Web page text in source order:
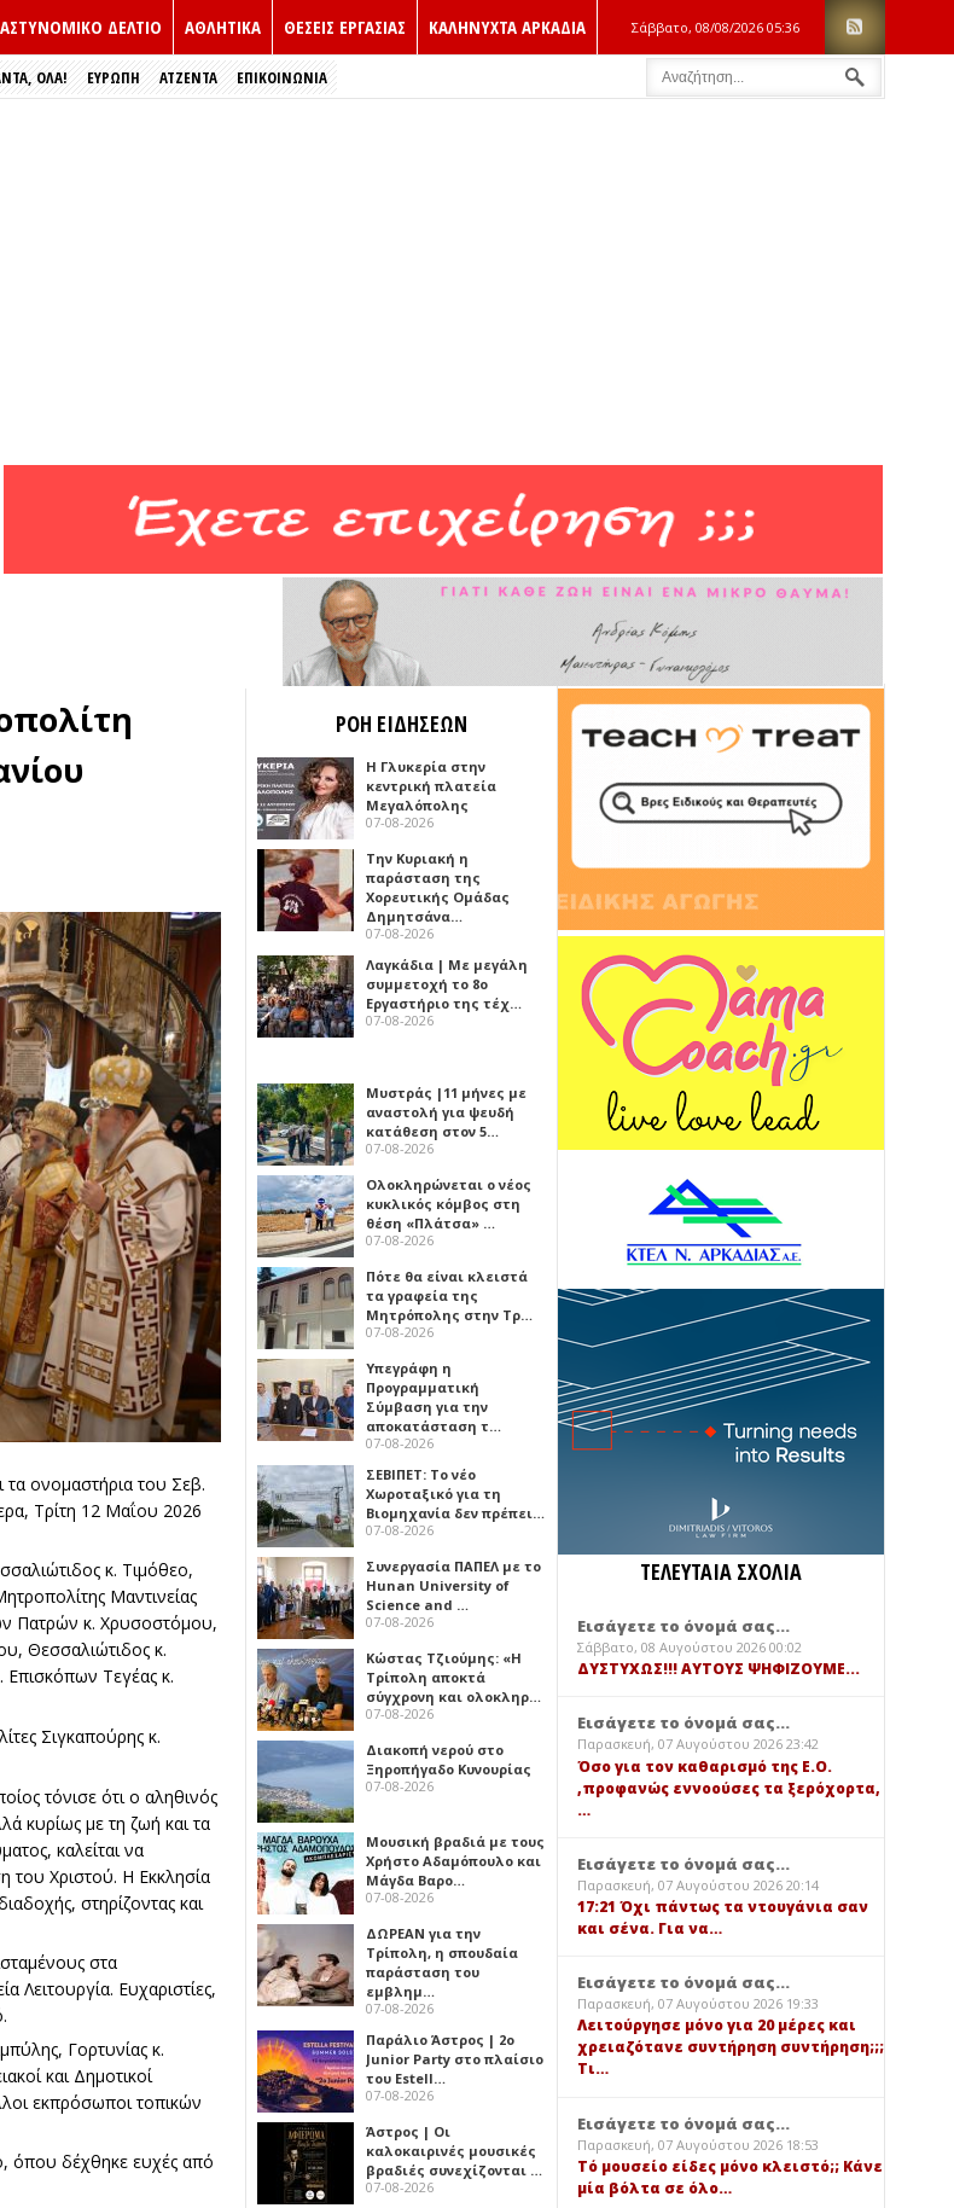
ΑΣΤΥΝΟΜΙΚΟ ΔΕΛΤΙΟ ΑΘΛΗΤΙΚΑ ΘΕΣΕΙΣ ΕΡΓΑΣΙΑΣ ΚΑΛΗΝΥΧΤΑ ΑΡΚΑΔΙΑ Σάββατο, 08/08/2026 05:36
ΟΛΑ! ΕΥΡΏΠΗ ΑΤΖΕΝΤΑ ΕΠΙΚΟΙΝΩΝΙΑ
ονομαστήρια του Σεβ.
Τρίτη 12 Μαΐου 2026
κ. Τιμόθεο,
Μαντινείας
Πατρών κ. Χρυσοστόμου,
Θεσσαλιώτιδος κ.
Τεγέας κ.
Σιγκαπούρης κ.
τόνισε ότι ο αληθινός
κυρίως με τη ζωή και τα
καλείται να
του Χριστού. Η Εκκλησία
στηρίζοντας και
στα
Λειτουργία. Ευχαριστίες,
Γορτυνίας κ.
και Δημοτικοί
εκπρόσωποι τοπικών
όπου δέχθηκε ευχές από
ΡΟΗ ΕΙΔΗΣΕΩΝ
Η Γλυκερία στην
κεντρική πλατεία
Μεγαλόπολης
07-08-2026
Την Κυριακή η
παράσταση της
Χορευτικής Ομάδας
Δημητσάνα…
07-08-2026
Λαγκάδια | Με μεγάλη
συμμετοχή το 8ο
Εργαστήριο της τέχ…
07-08-2026
Μυστράς |11 μήνες με
αναστολή για ψευδή
κατάθεση στον 5…
07-08-2026
Ολοκληρώνεται ο νέος
κυκλικός κόμβος στη
θέση «Πλάτσα» …
07-08-2026
Πότε θα είναι κλειστά
τα γραφεία της
Μητρόπολης στην Τρ…
07-08-2026
Υπεγράφη η
Προγραμματική
Σύμβαση για την
αποκατάσταση τ…
07-08-2026
ΣΕΒΙΠΕΤ: Το νέο
Χωροταξικό για τη
Βιομηχανία δεν πρέπει…
07-08-2026
Συνεργασία ΠΑΠΕΛ με το
Hunan University of
Science and …
07-08-2026
Κώστας Τζιούμης: «Η
Τρίπολη αποκτά
σύγχρονη και ολοκληρ…
07-08-2026
Διακοπή νερού στο
Ξηροπήγαδο Κυνουρίας
07-08-2026
Μουσική βραδιά με τους
Χρήστο Αδαμόπουλο και
Μάγδα Βαρο…
07-08-2026
ΔΩΡΕΑΝ για την
Τρίπολη, η σπουδαία
παράσταση του
εμβλημ…
07-08-2026
Παράλιο Άστρος | 2ο
Junior Party στο πλαίσιο
του Estell…
07-08-2026
Άστρος | Οι
καλοκαιρινές μουσικές
βραδιές συνεχίζονται …
07-08-2026
ΤΕΛΕΥΤΑΙΑ ΣΧΟΛΙΑ
Εισάγετε το όνομά σας...
Σάββατο, 08 Αυγούστου 2026 00:02
ΔΥΣΤΥΧΩΣ!!! ΑΥΤΟΥΣ ΨΗΦΙΖΟΥΜΕ...
Εισάγετε το όνομά σας...
Παρασκευή, 07 Αυγούστου 2026 23:42
Όσο για τον καθαρισμό της Ε.Ο.
,προφανώς εννοούσες τα ξερόχορτα,
…
Εισάγετε το όνομά σας...
Παρασκευή, 07 Αυγούστου 2026 20:14
17:21 Όχι πάντως τα ντουγάνια σαν
και σένα. Για να…
Εισάγετε το όνομά σας...
Παρασκευή, 07 Αυγούστου 2026 19:33
Λειτούργησε μόνο για 20 μέρες και
χρειαζότανε συντήρηση συντήρηση;;;
Τι…
Εισάγετε το όνομά σας...
Παρασκευή, 07 Αυγούστου 2026 18:53
Τό μουσείο είδες μόνο κλειστό;; Κάνε
μία βόλτα σε όλο…